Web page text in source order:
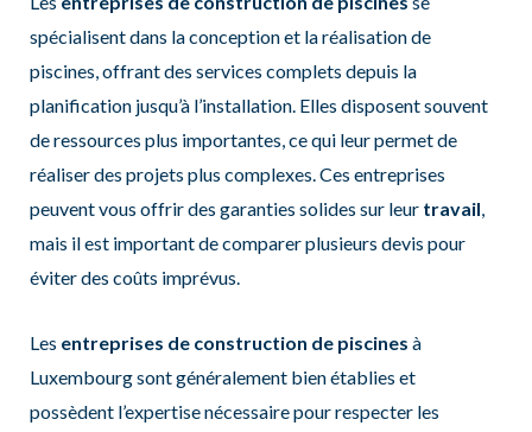
spécialisent dans la conception et la réalisation de
piscines, offrant des services complets depuis la
planification jusqu’à l’installation. Elles disposent souvent
de ressources plus importantes, ce qui leur permet de
réaliser des projets plus complexes. Ces entreprises
peuvent vous offrir des garanties solides sur leur travail,
mais il est important de comparer plusieurs devis pour
éviter des coûts imprévus.
Les entreprises de construction de piscines à
Luxembourg sont généralement bien établies et
possèdent l’expertise nécessaire pour respecter les